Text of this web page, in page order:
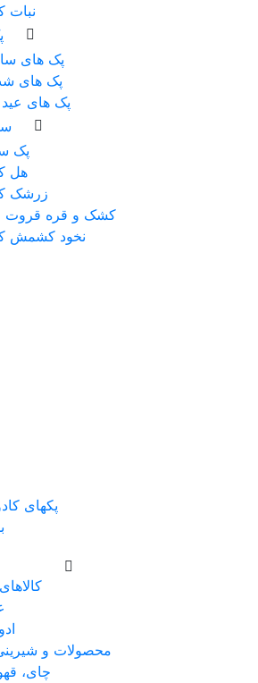
نبات
پک های
پک های
پک های عید
پک
هل
زرشک
کشک و قره قروت
نخود کشمش
پکهای
محصولات و
چای،